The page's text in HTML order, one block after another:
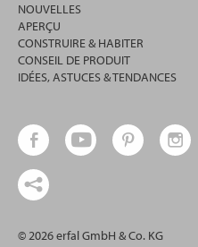
NOUVELLES
APERÇU
CONSTRUIRE & HABITER
CONSEIL DE PRODUIT
IDÉES, ASTUCES & TENDANCES
© 2026 erfal GmbH & Co. KG